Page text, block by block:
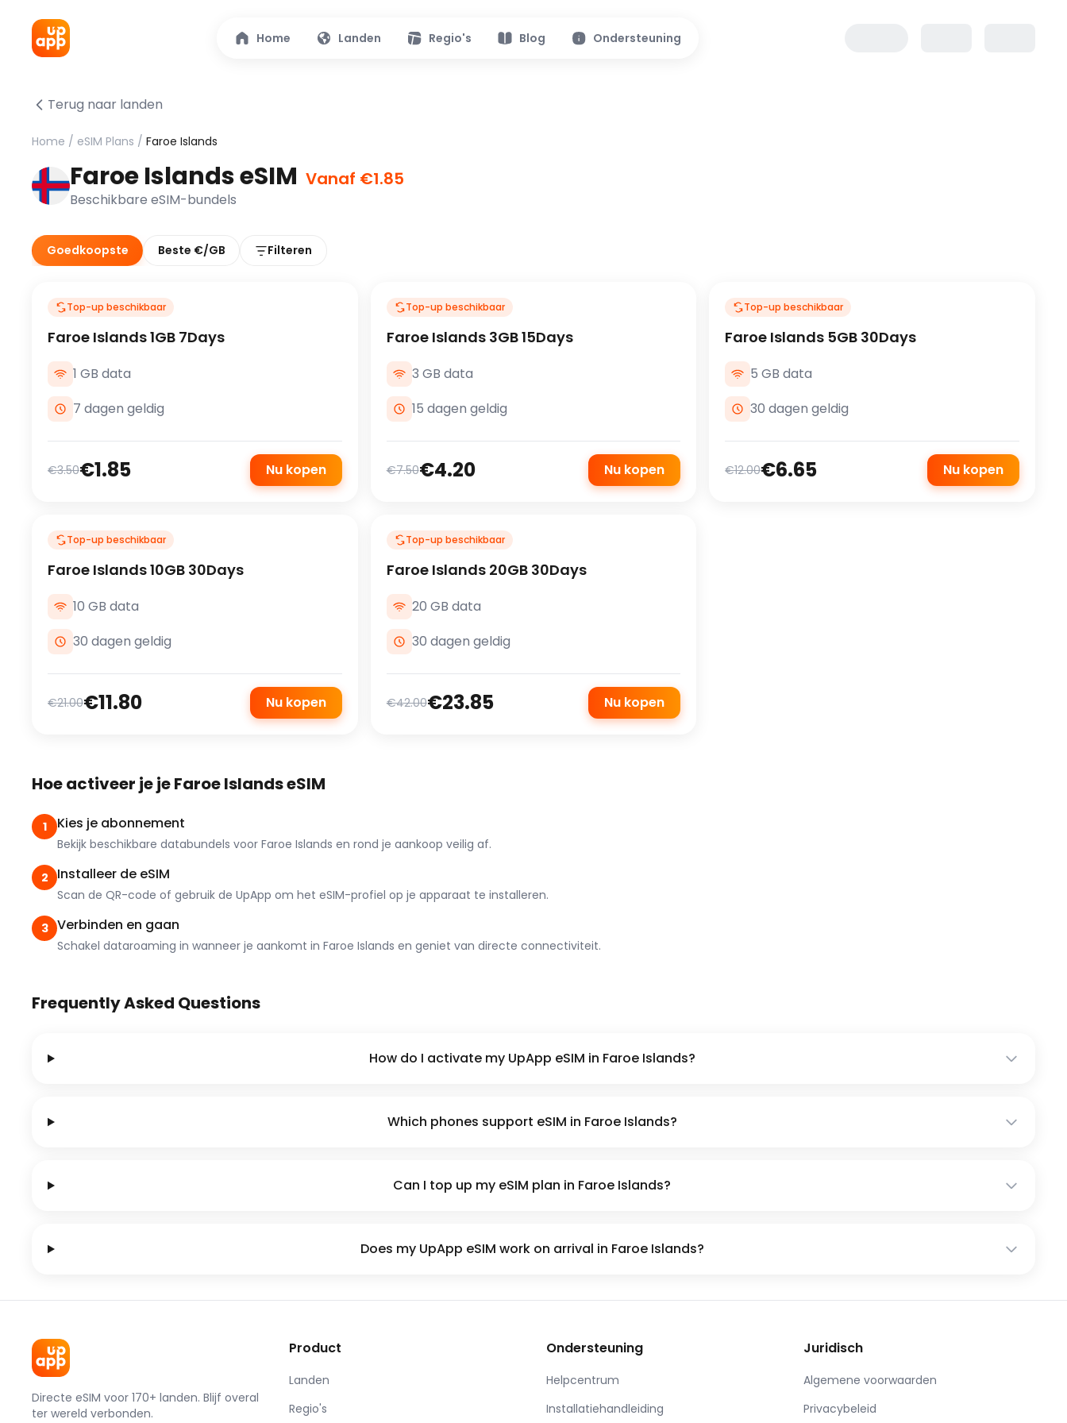
Home Landen Regio's Blog Ondersteuning
Terug naar landen
Home / eSIM Plans / Faroe Islands
Faroe Islands eSIM Vanaf €1.85
Beschikbare eSIM-bundels
Goedkoopste Beste €/GB Filteren
Top-up beschikbaar
Faroe Islands 1GB 7Days
1 GB data
7 dagen geldig
€3.50€1.85 Nu kopen
Top-up beschikbaar
Faroe Islands 3GB 15Days
3 GB data
15 dagen geldig
€7.50€4.20 Nu kopen
Top-up beschikbaar
Faroe Islands 5GB 30Days
5 GB data
30 dagen geldig
€12.00€6.65 Nu kopen
Top-up beschikbaar
Faroe Islands 10GB 30Days
10 GB data
30 dagen geldig
€21.00€11.80 Nu kopen
Top-up beschikbaar
Faroe Islands 20GB 30Days
20 GB data
30 dagen geldig
€42.00€23.85 Nu kopen
Hoe activeer je je Faroe Islands eSIM
1 Kies je abonnement
Bekijk beschikbare databundels voor Faroe Islands en rond je aankoop veilig af.
2 Installeer de eSIM
Scan de QR-code of gebruik de UpApp om het eSIM-profiel op je apparaat te installeren.
3 Verbinden en gaan
Schakel dataroaming in wanneer je aankomt in Faroe Islands en geniet van directe connectiviteit.
Frequently Asked Questions
How do I activate my UpApp eSIM in Faroe Islands?
Which phones support eSIM in Faroe Islands?
Can I top up my eSIM plan in Faroe Islands?
Does my UpApp eSIM work on arrival in Faroe Islands?
Directe eSIM voor 170+ landen. Blijf overal
ter wereld verbonden.
Product
Landen
Regio's
Ondersteuning
Helpcentrum
Installatiehandleiding
Juridisch
Algemene voorwaarden
Privacybeleid